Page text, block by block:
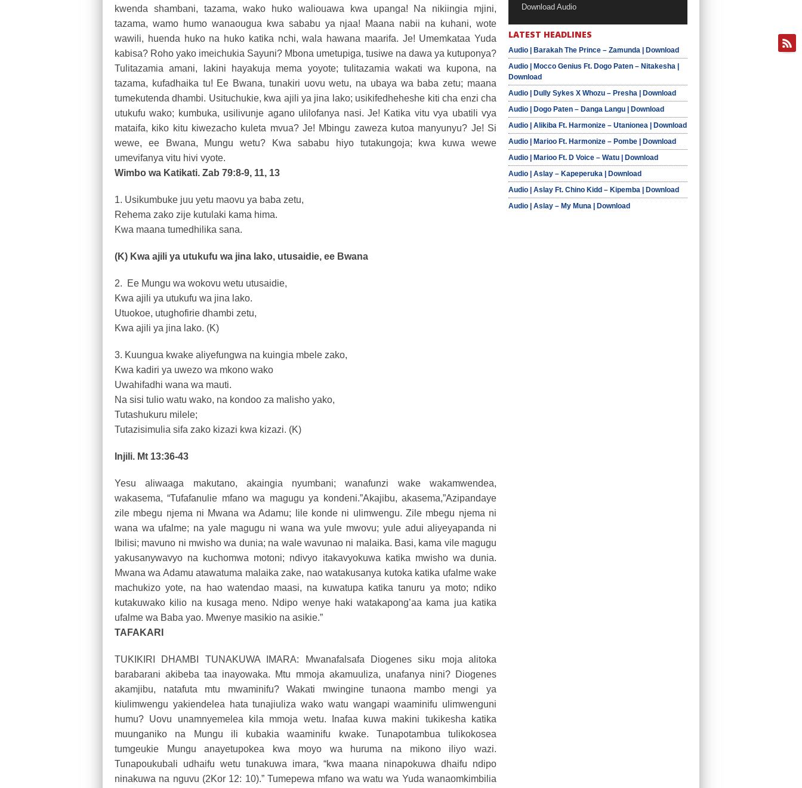
kwenda shambani, tazama, wako huko waliouawa kwa upanga! Na nikiingia mjini,
tazama, wamo humo wanaougua kwa sababu ya njaa! Maana nabii na kuhani, wote
wawili, huenda huko na huko katika nchi, wala hawana maarifa. Je! Umemkataa Yuda
kabisa? Roho yako imeichukia Sayuni? Mbona umetupiga, tusiwe na dawa ya kutuponya?
Tulitazamia amani, lakini hayakuja mema yoyote; tulitazamia wakati wa kupona, na
tazama, kufadhaika tu! Ee Bwana, tunakiri uovu wetu, na ubaya wa baba zetu; maana
tumekutenda dhambi. Usituchukie, kwa ajili ya jina lako; usikifedheheshe kiti cha enzi cha
utukufu wako; kumbuka, usilivunje agano ulilofanya nasi. Je! Katika vitu vya ubatili vya
mataifa, kiko kitu kiwezacho kuleta mvua? Je! Mbingu zaweza kutoa manyunyu? Je! Si
wewe, ee Bwana, Mungu wetu? Kwa sababu hiyo tutakungoja; kwa kuwa wewe
umevifanya vitu hivi vyote.
Wimbo wa Katikati. Zab 79:8-9, 11, 13
1. Usikumbuke juu yetu maovu ya baba zetu,
Rehema zako zije kutulaki kama hima.
Kwa maana tumedhilika sana.
(K) Kwa ajili ya utukufu wa jina lako, utusaidie, ee Bwana
2. Ee Mungu wa wokovu wetu utusaidie,
Kwa ajili ya utukufu wa jina lako.
Utuokoe, utughofirie dhambi zetu,
Kwa ajili ya jina lako. (K)
3. Kuungua kwake aliyefungwa na kuingia mbele zako,
Kwa kadiri ya uwezo wa mkono wako
Uwahifadhi wana wa mauti.
Na sisi tulio watu wako, na kondoo za malisho yako,
Tutashukuru milele;
Tutazisimulia sifa zako kizazi kwa kizazi. (K)
Injili. Mt 13:36-43
Yesu aliwaaga makutano, akaingia nyumbani; wanafunzi wake wakamwendea,
wakasema, “Tufafanulie mfano wa magugu ya kondeni.”Akajibu, akasema,”Azipandaye
zile mbegu njema ni Mwana wa Adamu; lile konde ni ulimwengu. Zile mbegu njema ni
wana wa ufalme; na yale magugu ni wana wa yule mwovu; yule adui aliyeyapanda ni
Ibilisi; mavuno ni mwisho wa dunia; na wale wavunao ni malaika. Basi, kama vile magugu
yakusanywavyo na kuchomwa motoni; ndivyo itakavyokuwa katika mwisho wa dunia.
Mwana wa Adamu atawatuma malaika zake, nao watakusanya kutoka katika ufalme wake
machukizo yote, na hao watendao maasi, na kuwatupa katika tanuru ya moto; ndiko
kutakuwako kilio na kusaga meno. Ndipo wenye haki watakapong’aa kama jua katika
ufalme wa Baba yao. Mwenye masikio na asikie.”
TAFAKARI
TUKIKIRI DHAMBI TUNAKUWA IMARA: Mwanafalsafa Diogenes siku moja alitoka
barabarani akibeba taa inayowaka. Mtu mmoja akamuuliza, unafanya nini? Diogenes
akamjibu, natafuta mtu mwaminifu? Wakati mwingine tunaona mambo mengi ya
kiulimwengu yakiendelea hata tunajiuliza wako watu wangapi waaminifu ulimwenguni
humu? Uovu unamnyemelea kila mmoja wetu. Inafaa kuwa makini tukikesha katika
muunganiko na Mungu ili kubakia waaminifu kwake. Tunapotambua tulikokosea
tumgeukie Mungu anayetupokea kwa moyo wa huruma na mikono iliyo wazi.
Tunapoukubali udhaifu wetu tunakuwa imara, “kwa maana ninapokuwa dhaifu ndipo
ninakuwa na nguvu (2Kor 12: 10).” Tumepewa mfano wa watu wa Yuda wanaomkimbilia
Download Audio
LATEST HEADLINES
Audio | Barakah The Prince – Zamunda | Download
Audio | Mocco Genius Ft. Dogo Paten – Nitakesha |
Download
Audio | Dully Sykes X Whozu – Presha | Download
Audio | Dogo Paten – Danga Langu | Download
Audio | Alikiba Ft. Harmonize – Utanionea | Download
Audio | Marioo Ft. Harmonize – Pombe | Download
Audio | Marioo Ft. D Voice – Watu | Download
Audio | Aslay – Kapeperuka | Download
Audio | Aslay Ft. Chino Kidd – Kipemba | Download
Audio | Aslay – My Muna | Download